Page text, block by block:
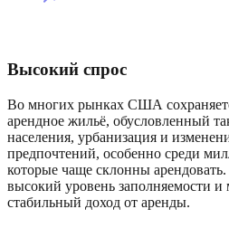
Высокий спрос
Во многих рынках США
арендное жильё, обусловленный
населения, урбанизация и
предпочтений, особенно среди
которые чаще склонны
высокий уровень заполняемости и
стабильный доход от аренды.